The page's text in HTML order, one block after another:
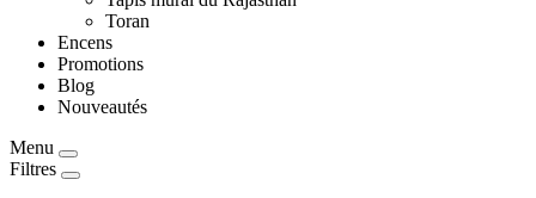
Toran
Encens
Promotions
Blog
Nouveautés
Menu
Filtres